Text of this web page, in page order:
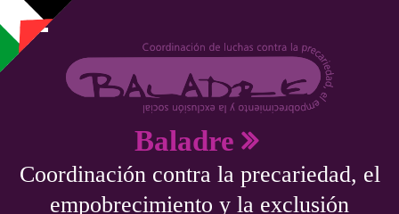
Pasar al contenido principal
Baladre
Coordinación contra la precariedad, el
empobrecimiento y la exclusión